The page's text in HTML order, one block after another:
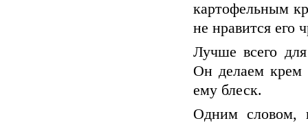
картофельным
не нравится его
Лучше всего
Он делаем крем
ему блеск.
Одним словом,